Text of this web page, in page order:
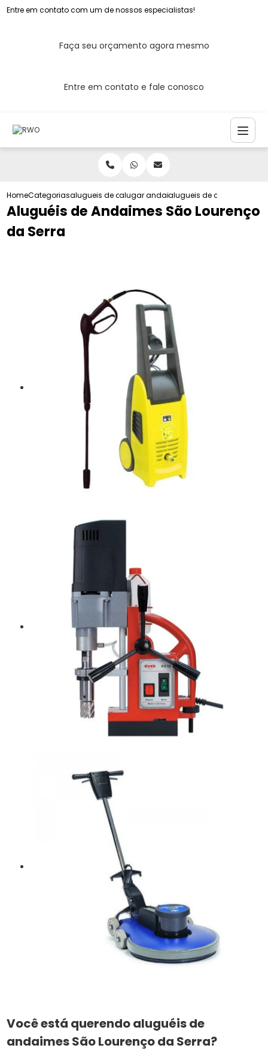
Entre em contato com um de nossos especialistas!
Faça seu orçamento agora mesmo
Entre em contato e fale conosco
HomeCategoriasalugueis de andaimesalugar andaime em sao paulo
alugueis de andaimes
Aluguéis de Andaimes São Lourenço
da Serra
Você está querendo aluguéis de
andaimes São Lourenço da Serra?